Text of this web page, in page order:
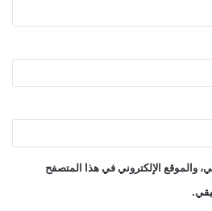
والموقع الإلكتروني في هذا المتصفح